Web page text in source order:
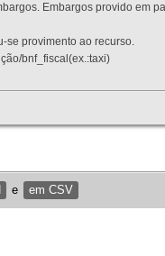
Embargos provido em
se provimento ao recurso.
bnf_fiscal(ex.:taxi)
e em CSV